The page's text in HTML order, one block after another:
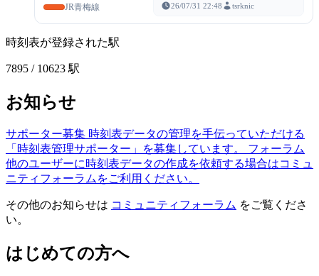
JR青梅線 26/07/31 22:48 tsrknic
時刻表が登録された駅
7895 / 10623 駅
お知らせ
サポーター募集 時刻表データの管理を手伝っていただける
「時刻表管理サポーター」を募集しています。
フォーラム
他のユーザーに時刻表データの作成を依頼する場合はコミュ
ニティフォーラムをご利用ください。
その他のお知らせは コミュニティフォーラム をご覧くださ
い。
はじめての方へ